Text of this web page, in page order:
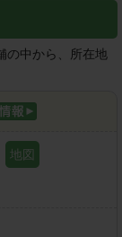
の中から、所在地
地図